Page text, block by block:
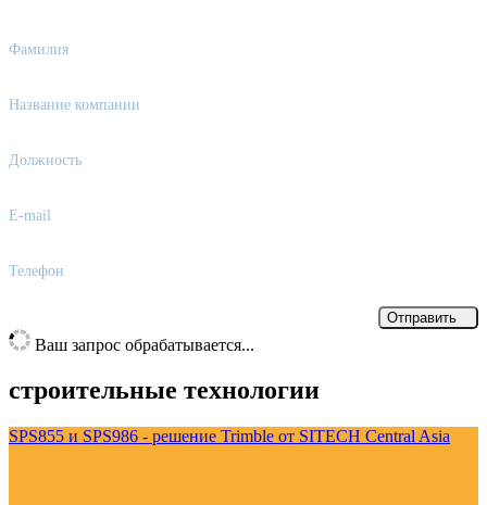
Фамилия
Название компании
Должность
E-mail
Телефон
Отправить
Ваш запрос обрабатывается...
строительные технологии
SPS855 и SPS986 - решение Trimble от SITECH Central Asia